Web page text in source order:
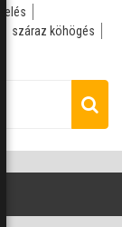
száraz köhögés